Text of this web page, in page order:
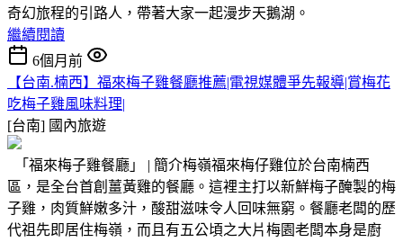
奇幻旅程的引路人，帶著大家一起漫步天鵝湖。
繼續閱讀
6個月前
【台南.楠西】福來梅子雞餐廳推薦|電視媒體爭先報導|賞梅花
吃梅子雞風味料理|
[台南] 國內旅遊
「福來梅子雞餐廳」 | 簡介梅嶺福來梅仔雞位於台南楠西
區，是全台首創薑黃雞的餐廳。這裡主打以新鮮梅子醃製的梅
子雞，肉質鮮嫩多汁，酸甜滋味令人回味無窮。餐廳老闆的歷
代祖先即居住梅嶺，而且有五公頃之大片梅園老闆本身是廚